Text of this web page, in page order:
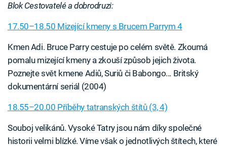
Blok Cestovatelé a dobrodruzi:
17.50–18.50 Mizející kmeny s Brucem Parrym 4
Kmen Adi. Bruce Parry cestuje po celém světě. Zkoumá
pomalu mizející kmeny a zkouší způsob jejich života.
Poznejte svět kmene Adiů, Suriů či Babongo... Britský
dokumentární seriál (2004)
18.55–20.00 Příběhy tatranských štítů (3, 4)
Souboj velikánů. Vysoké Tatry jsou nám díky společné
historii velmi blízké. Víme však o jednotlivých štítech, které